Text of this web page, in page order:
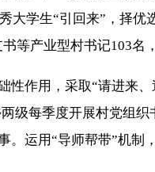
大学生“引回来”，择
等产业型村书记103名
用，采取“请进来、
级每季度开展村党组
。运用“导师帮带”机制